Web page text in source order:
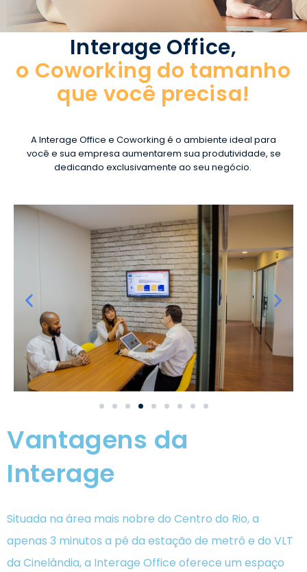
Interage Office,
o Coworking do tamanho
que você precisa!
A Interage Office e Coworking é o ambiente ideal para
você e sua empresa aumentarem sua produtividade, se
dedicando exclusivamente ao seu negócio.
Vantagens da
Interage
Situada na área mais nobre do Centro do Rio, a
apenas 3 minutos a pé da estação de metrô e do VLT
da Cinelândia, a Interage Office oferece um espaço